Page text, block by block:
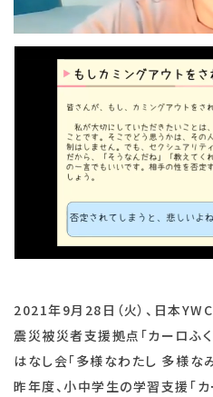
2021年9月28日（火）、日本
震災被災者支援拠点「カーロふ
はなし会「多様なわたし 多様な
昨年度、小中学生の学習支援「